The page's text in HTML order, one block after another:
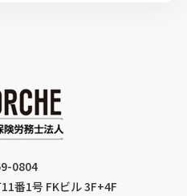
0804
番1号 FKビル 3F+4F